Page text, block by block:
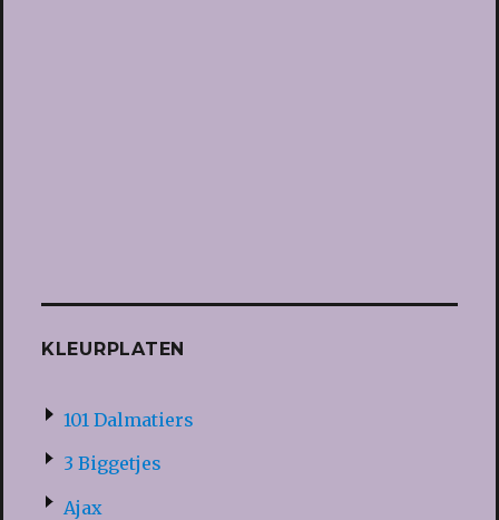
KLEURPLATEN
101 Dalmatiers
3 Biggetjes
Ajax